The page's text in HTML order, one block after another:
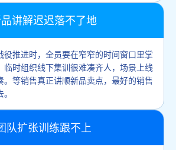
讲解迟迟落不了地
役推进时，全员要在窄窄的时间窗口里掌
临时组织线下集训很难凑齐人，场景上线
。等销售真正讲顺新品卖点，最好的销售
队扩张训练跟不上